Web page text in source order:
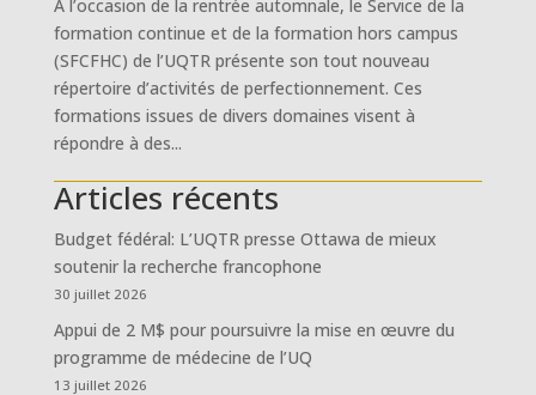
À l’occasion de la rentrée automnale, le Service de la
formation continue et de la formation hors campus
(SFCFHC) de l’UQTR présente son tout nouveau
répertoire d’activités de perfectionnement. Ces
formations issues de divers domaines visent à
répondre à des...
Articles récents
Budget fédéral: L’UQTR presse Ottawa de mieux
soutenir la recherche francophone
30 juillet 2026
Appui de 2 M$ pour poursuivre la mise en œuvre du
programme de médecine de l’UQ
13 juillet 2026